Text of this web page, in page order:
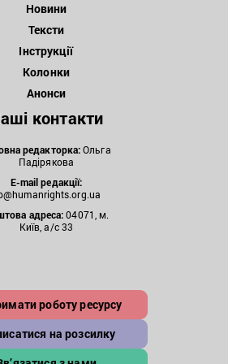
Новини
Тексти
Інструкції
Колонки
Анонси
контакти
редакторка:Ольга
Падірякова
E-mail редакції:
адреса:04071, м.
Київ, а/с 33
роботу ресурсу
на розсилку